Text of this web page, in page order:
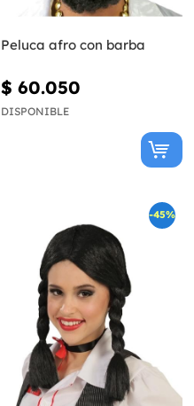
Peluca afro con barba
$ 60.050
DISPONIBLE
-45%